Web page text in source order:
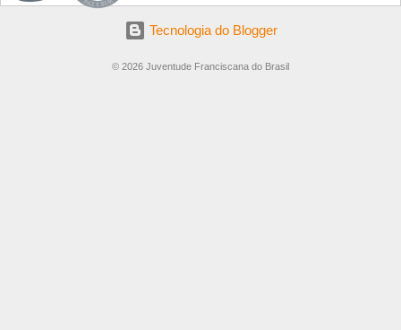
Tecnologia do Blogger
© 2026 Juventude Franciscana do Brasil